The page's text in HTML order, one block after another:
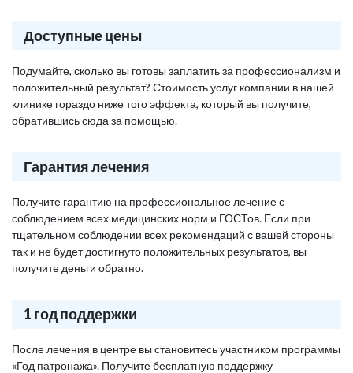
Доступные цены
Подумайте, сколько вы готовы заплатить за профессионализм и
положительный результат? Стоимость услуг компании в нашей
клинике гораздо ниже того эффекта, который вы получите,
обратившись сюда за помощью.
Гарантия лечения
Получите гарантию на профессиональное лечение с
соблюдением всех медицинских норм и ГОСТов. Если при
тщательном соблюдении всех рекомендаций с вашей стороны
так и не будет достигнуто положительных результатов, вы
получите деньги обратно.
1 год поддержки
После лечения в центре вы становитесь участником программы
«Год патронажа». Получите бесплатную поддержку